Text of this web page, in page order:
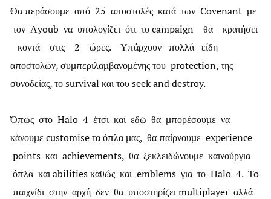
Θα περάσουμε από 25 αποστολές κατά των Covenant με
τον Αyoub να υπολογίζει ότι το campaign θα κρατήσει
κοντά στις 2 ώρες. Υπάρχουν πολλά είδη
αποστολών, συμπεριλαμβανομένης του protection, της
συνοδείας, το survival και του seek and destroy.
Όπως στο Halo 4 έτσι και εδώ θα μπορέσουμε να
κάνουμε customise τα όπλα μας, θα παίρνουμε experience
points και achievements, θα ξεκλειδώνουμε καινούργια
όπλα και abilities καθώς και emblems για το Halo 4. To
παιχνίδι στην αρχή δεν θα υποστηρίζει multiplayer αλλά